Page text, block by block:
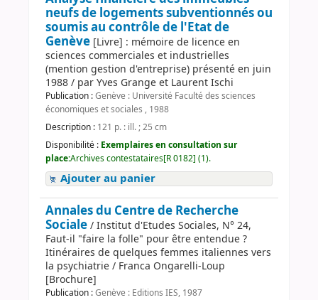
neufs de logements subventionnés ou
soumis au contrôle de l'Etat de
Genève [Livre] : mémoire de licence en
sciences commerciales et industrielles
(mention gestion d'entreprise) présenté en juin
1988 / par Yves Grange et Laurent Ischi
Publication :Genève : Université Faculté des sciences
économiques et sociales , 1988
Description : 121 p. : ill. ; 25 cm
Disponibilité : Exemplaires en consultation sur
place:Archives contestataires[R 0182] (1).
Ajouter au panier
Annales du Centre de Recherche
Sociale/ Institut d'Etudes Sociales, N° 24,
Faut-il "faire la folle" pour être entendue ?
Itinéraires de quelques femmes italiennes vers
la psychiatrie / Franca Ongarelli-Loup
[Brochure]
Publication :Genève : Editions IES, 1987